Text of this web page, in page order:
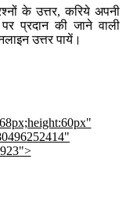
के उत्तर, करिये अपनी
पर प्रदान की जाने वाली
उत्तर पायें।